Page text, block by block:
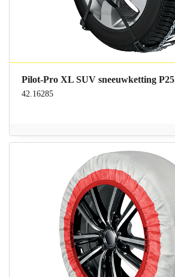
Pilot-Pro XL SUV sneeuwketting P25
42.16285